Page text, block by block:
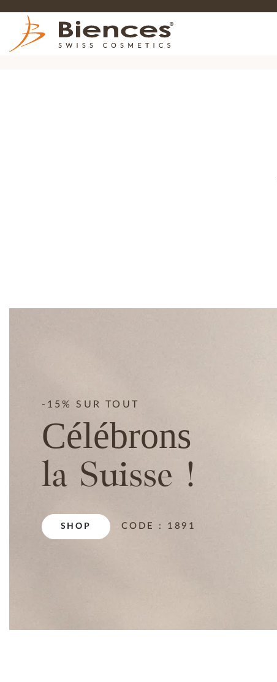
-15% SUR TOUT
Célébrons
la Suisse !
SHOP CODE : 1891